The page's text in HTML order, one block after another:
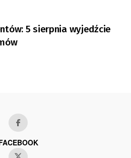
5 sierpnia wyjedźcie